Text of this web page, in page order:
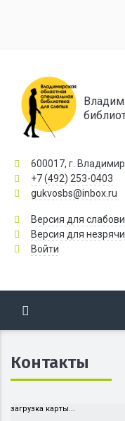
600017, г.
+7 (492) 253-0403
gukvosbs@inbox.ru
Версия для
Версия для
Войти
Контакты
загрузка карты...